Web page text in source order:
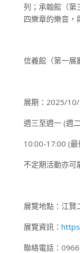
列；承翰館（第
四樂章的樂音，
信義館（第一展
展期：2025/
週三至週一 (週
10:00-17:00 (
不定期活動亦可
展覽地點：江賢
展覽資訊：
聯絡電話：